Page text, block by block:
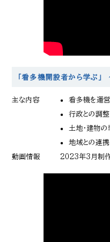
「看多機開設者から学ぶ」
主な内容
看多機を運営
行政との調整
土地・建物の
地域との連携
動画情報
2023年3月制